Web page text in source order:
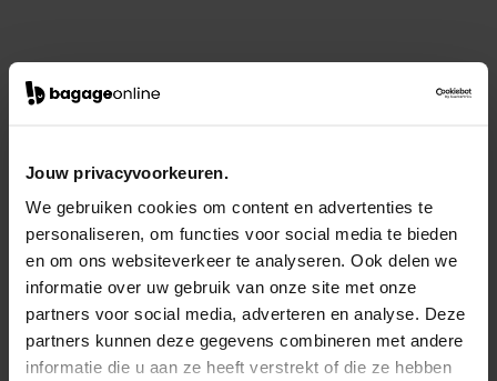
Jouw privacyvoorkeuren.
We gebruiken cookies om content en advertenties te
personaliseren, om functies voor social media te bieden
en om ons websiteverkeer te analyseren. Ook delen we
informatie over uw gebruik van onze site met onze
partners voor social media, adverteren en analyse. Deze
partners kunnen deze gegevens combineren met andere
informatie die u aan ze heeft verstrekt of die ze hebben